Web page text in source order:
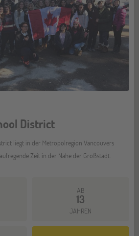
District
liegt in der Metropolregion Vancouvers
Zeit in der Nähe der Großstadt.
AB
13
JAHREN